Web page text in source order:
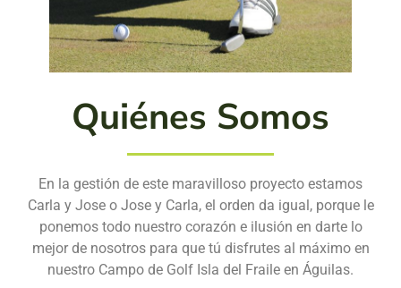
Quiénes Somos
En la gestión de este maravilloso proyecto estamos
Carla y Jose o Jose y Carla, el orden da igual, porque le
ponemos todo nuestro corazón e ilusión en darte lo
mejor de nosotros para que tú disfrutes al máximo en
nuestro Campo de Golf Isla del Fraile en Águilas.